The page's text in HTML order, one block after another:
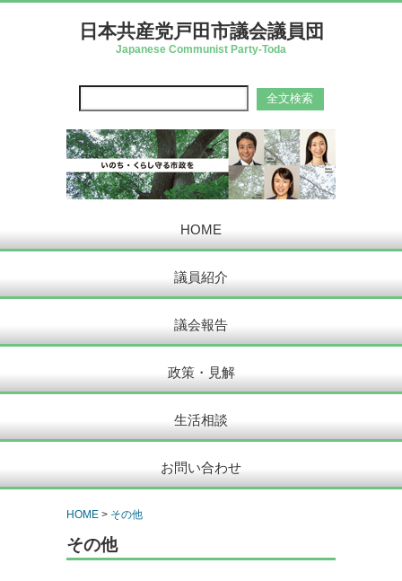
日本共産党戸田市議会議員団
Japanese Communist Party-Toda
HOME
議員紹介
議会報告
政策・見解
生活相談
お問い合わせ
HOME > その他
その他